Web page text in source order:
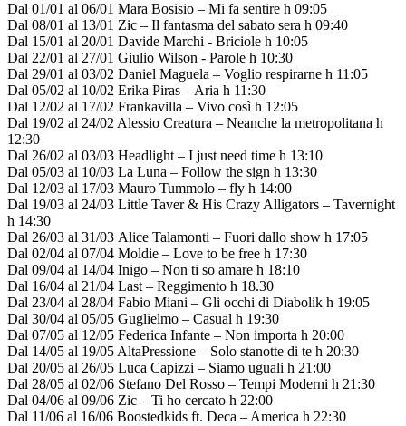
Dal 01/01 al 06/01 Mara Bosisio – Mi fa sentire h 09:05
Dal 08/01 al 13/01 Zic – Il fantasma del sabato sera h 09:40
Dal 15/01 al 20/01 Davide Marchi - Briciole h 10:05
Dal 22/01 al 27/01 Giulio Wilson - Parole h 10:30
Dal 29/01 al 03/02 Daniel Maguela – Voglio respirarne h 11:05
Dal 05/02 al 10/02 Erika Piras – Aria h 11:30
Dal 12/02 al 17/02 Frankavilla – Vivo così h 12:05
Dal 19/02 al 24/02 Alessio Creatura – Neanche la metropolitana h
12:30
Dal 26/02 al 03/03 Headlight – I just need time h 13:10
Dal 05/03 al 10/03 La Luna – Follow the sign h 13:30
Dal 12/03 al 17/03 Mauro Tummolo – fly h 14:00
Dal 19/03 al 24/03 Little Taver & His Crazy Alligators – Tavernight
h 14:30
Dal 26/03 al 31/03 Alice Talamonti – Fuori dallo show h 17:05
Dal 02/04 al 07/04 Moldie – Love to be free h 17:30
Dal 09/04 al 14/04 Inigo – Non ti so amare h 18:10
Dal 16/04 al 21/04 Last – Reggimento h 18.30
Dal 23/04 al 28/04 Fabio Miani – Gli occhi di Diabolik h 19:05
Dal 30/04 al 05/05 Guglielmo – Casual h 19:30
Dal 07/05 al 12/05 Federica Infante – Non importa h 20:00
Dal 14/05 al 19/05 AltaPressione – Solo stanotte di te h 20:30
Dal 20/05 al 26/05 Luca Capizzi – Siamo uguali h 21:00
Dal 28/05 al 02/06 Stefano Del Rosso – Tempi Moderni h 21:30
Dal 04/06 al 09/06 Zic – Ti ho cercato h 22:00
Dal 11/06 al 16/06 Boostedkids ft. Deca – America h 22:30